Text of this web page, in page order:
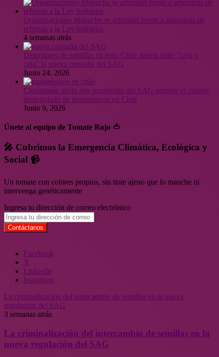
Organizaciones Mapuche se articulan frente a amenazas de
reforma a la Ley Indígena
4 semanas atrás
Defensores de semillas en todo Chile tienen entre “ceja y
ceja” la nueva consulta del SAG
Junio 24, 2026
Ciudadanía alerta que resolución del SAG permite el cultivo
desregulado de transgénicos en Chile
Junio 9, 2026
Únete al equipo de Tomate Rojo 🍅
🎤 Cubrimos la Emergencia Climática, Ecológica y
Social 📹
Un tomate con colores propios, sin tinte ajeno que lo manche ni
intervenga genéticamente
Ingresa tu dirección de correo electrónico
Facebook
X
LinkedIn
Instagram
La criminalización del intercambio de semillas en la nueva
regulación del SAG
3 semanas atrás
La criminalización del intercambio de semillas en la
nueva regulación del SAG